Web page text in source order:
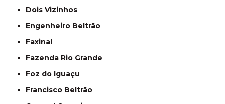
Dois Vizinhos
Engenheiro Beltrão
Faxinal
Fazenda Rio Grande
Foz do Iguaçu
Francisco Beltrão